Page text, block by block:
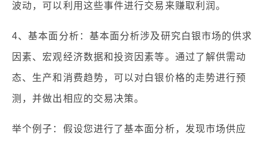
波动，可以利用这些事件进行交易来赚取利润。
4、基本面分析：基本面分析涉及研究白银市场的供求
因素、宏观经济数据和投资因素等。通过了解供需动
态、生产和消费趋势，可以对白银价格的走势进行预
测，并做出相应的交易决策。
举个例子：假设您进行了基本面分析，发现市场供应